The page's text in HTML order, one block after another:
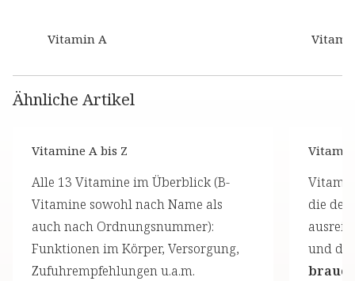
Vitamin A
Ähnliche Artikel
Vitamine A bis Z
Alle 13 Vitamine im Überblick (B-
Vitamine sowohl nach Name als
auch nach Ordnungsnummer):
Funktionen im Körper, Versorgung,
Zufuhrempfehlungen u.a.m.
die der
und